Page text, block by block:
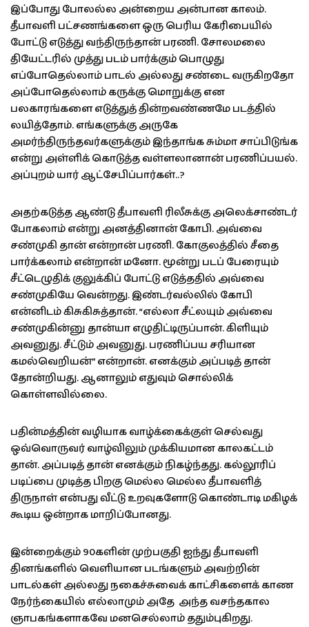
இப்போது போலல்ல அன்றைய அன்பான காலம்.
தீபாவளி பட்சணங்களை ஒரு பெரிய கேரிபையில்
போட்டு எடுத்து வந்திருந்தான் பரணி. சோலமலை
தியேட்டரில் முத்து படம் பார்க்கும் பொழுது
எப்போதெல்லாம் பாடல் அல்லது சண்டை வருகிறதோ
அப்போதெல்லாம் கருக்கு மொறுக்கு என
பலகாரங்களை எடுத்துத் தின்றவண்ணமே படத்தில்
லயித்தோம். எங்களுக்கு அருகே
அமர்ந்திருந்தவர்களுக்கும் இந்தாங்க சும்மா சாப்பிடுங்க
என்று அள்ளிக் கொடுத்த வள்ளலானான் பரணிப்பயல்.
அப்புறம் யார் ஆட்சேபிப்பார்கள்..?
அதற்கடுத்த ஆண்டு தீபாவளி ரிலீசுக்கு அலெக்சாண்டர்
போகலாம் என்று அனத்தினான் கோபி. அவ்வை
சண்முகி தான் என்றான் பரணி. கோகுலத்தில் சீதை
பார்க்கலாம் என்றான் மனோ. மூன்று படப் பேரையும்
சீட்டெழுதிக் குலுக்கிப் போட்டு எடுத்ததில் அவ்வை
சண்முகியே வென்றது. இண்டர்வல்லில் கோபி
என்னிடம் கிசுகிசுத்தான். “எல்லா சீட்லயும் அவ்வை
சண்முகின்னு தான்யா எழுதிட்டிருப்பான். கிளியும்
அவனுது. சீட்டும் அவனுது. பரணிப்பய சரியான
கமல்வெறியன்” என்றான். எனக்கும் அப்படித் தான்
தோன்றியது. ஆனாலும் எதுவும் சொல்லிக்
கொள்ளவில்லை.
பதின்மத்தின் வழியாக வாழ்க்கைக்குள் செல்வது
ஒவ்வொருவர் வாழ்விலும் முக்கியமான காலகட்டம்
தான். அப்படித் தான் எனக்கும் நிகழ்ந்தது. கல்லூரிப்
படிப்பை முடித்த பிறகு மெல்ல மெல்ல தீபாவளித்
திருநாள் என்பது வீட்டு உறவுகளோடு கொண்டாடி மகிழக்
கூடிய ஒன்றாக மாறிப்போனது.
இன்றைக்கும் 90களின் முற்பகுதி ஐந்து தீபாவளி
தினங்களில் வெளியான படங்களும் அவற்றின்
பாடல்கள் அல்லது நகைச்சுவைக் காட்சிகளைக் காண
நேர்ந்கையில் எல்லாமும் அதே அந்த வசந்தகால
ஞாபகங்களாகவே மனசெல்லாம் ததும்புகிறது.